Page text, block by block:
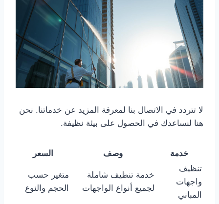
لا تتردد في الاتصال بنا لمعرفة المزيد عن خدماتنا. نحن
هنا لنساعدك في الحصول على بيئة نظيفة.
خدمة وصف
السعر
تنظيف
واجهات
المباني
خدمة تنظيف شاملة
لجميع أنواع الواجهات
متغير حسب
الحجم والنوع